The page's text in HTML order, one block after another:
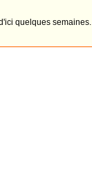
quelques semaines.